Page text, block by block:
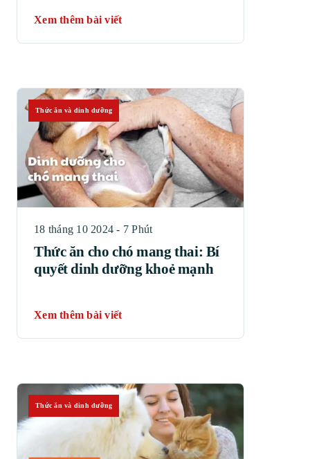
Xem thêm bài viết
Thức ăn và dinh dưỡng
18 tháng 10 2024 - 7 Phút
Thức ăn cho chó mang thai: Bí
quyết dinh dưỡng khoẻ mạnh
Xem thêm bài viết
Thức ăn và dinh dưỡng